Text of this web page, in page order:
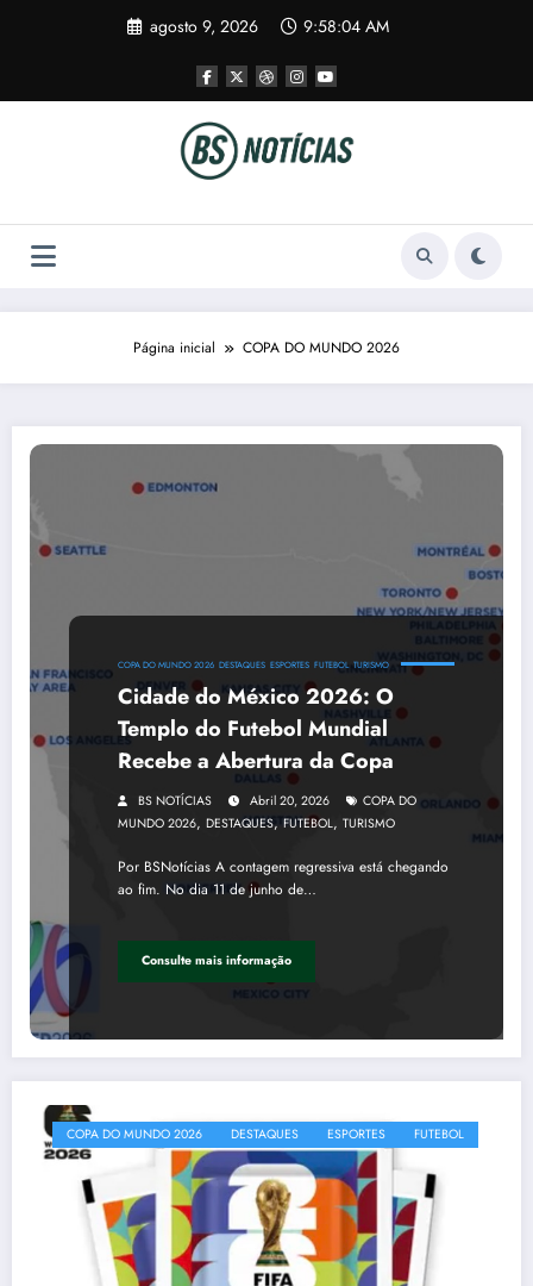
agosto 9, 2026 9:58:05 AM
Página inicial COPA DO MUNDO 2026
COPA DO MUNDO 2026 DESTAQUES ESPORTES FUTEBOL TURISMO
Cidade do México 2026: O
Templo do Futebol Mundial
Recebe a Abertura da Copa
BS NOTÍCIAS Abril 20, 2026
COPA DO
MUNDO 2026, DESTAQUES,FUTEBOL, TURISMO
Por BSNotícias A contagem regressiva está chegando
ao fim. No dia 11 de junho de…
Consulte mais informação
COPA DO MUNDO 2026 DESTAQUES ESPORTES FUTEBOL